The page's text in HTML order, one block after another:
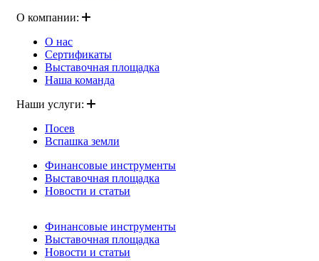
О компании:
О нас
Сертификаты
Выставочная площадка
Наша команда
Наши услуги:
Посев
Вспашка земли
Финансовые инструменты
Выставочная площадка
Новости и статьи
Финансовые инструменты
Выставочная площадка
Новости и статьи